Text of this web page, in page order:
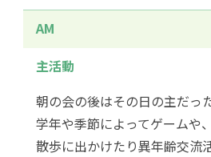
AM
主活動
朝の会の後はその日の主だっ
学年や季節によってゲームや
散歩に出かけたり異年齢交流